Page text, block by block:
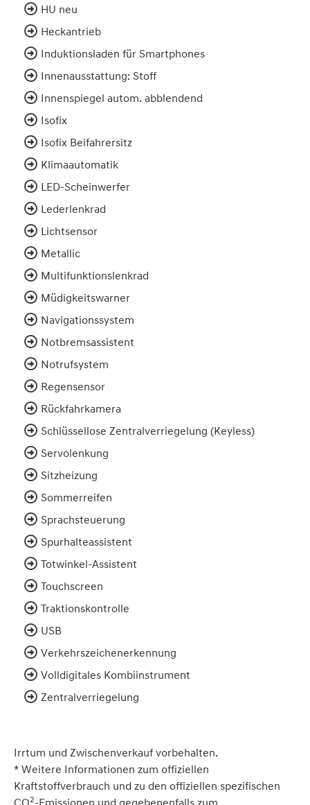
HU neu
Heckantrieb
Induktionsladen für Smartphones
Innenausstattung: Stoff
Innenspiegel autom. abblendend
Isofix
Isofix Beifahrersitz
Klimaautomatik
LED-Scheinwerfer
Lederlenkrad
Lichtsensor
Metallic
Multifunktionslenkrad
Müdigkeitswarner
Navigationssystem
Notbremsassistent
Notrufsystem
Regensensor
Rückfahrkamera
Schlüssellose Zentralverriegelung (Keyless)
Servolenkung
Sitzheizung
Sommerreifen
Sprachsteuerung
Spurhalteassistent
Totwinkel-Assistent
Touchscreen
Traktionskontrolle
USB
Verkehrszeichenerkennung
Volldigitales Kombiinstrument
Zentralverriegelung
Irrtum und Zwischenverkauf vorbehalten.
* Weitere Informationen zum offiziellen
Kraftstoffverbrauch und zu den offiziellen spezifischen
CO2-Emissionen und gegebenenfalls zum